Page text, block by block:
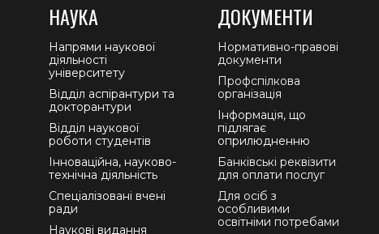
НАУКА
Напрями наукової
діяльності
університету
Відділ аспірантури та
докторантури
Відділ наукової
роботи студентів
Інноваційна, науково-
технічна діяльність
Спеціалізовані вчені
ради
Наукові видання
ДОКУМЕНТИ
Нормативно-правові
документи
Профспілкова
організація
Інформація, що
підлягає
оприлюдненню
Банківські реквізити
для оплати послуг
Для осіб з
особливими
освітніми потребами